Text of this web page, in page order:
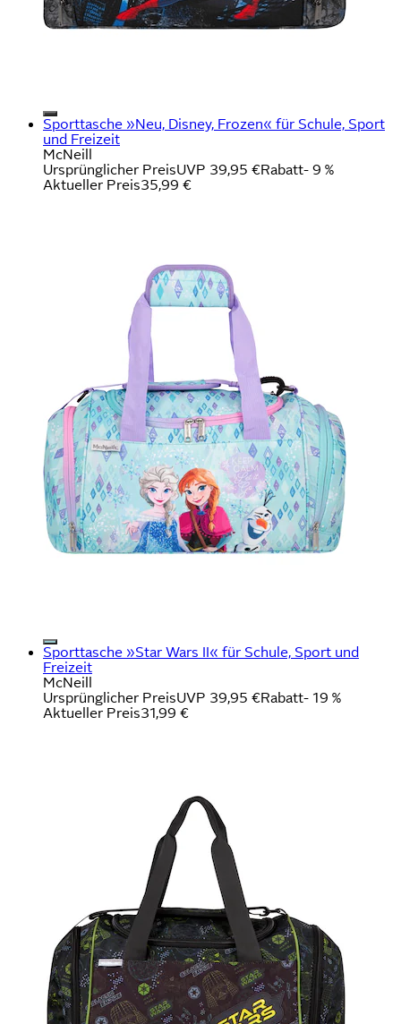
Sporttasche »Neu, Disney, Frozen« für Schule, Sport
und Freizeit
McNeill
Ursprünglicher PreisUVP 39,95 €Rabatt- 9 %
Aktueller Preis35,99 €
Sporttasche »Star Wars II« für Schule, Sport und
Freizeit
McNeill
Ursprünglicher PreisUVP 39,95 €Rabatt- 19 %
Aktueller Preis31,99 €